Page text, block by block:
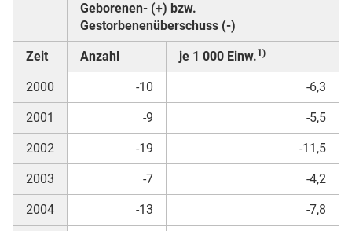
Geborenen- (+) bzw.
Gestorbenenüberschuss (-)
Zeit Anzahl je 1 000 Einw.1)
2000 -10 -6,3
2001 -9 -5,5
2002 -19 -11,5
2003 -7 -4,2
2004 -13 -7,8